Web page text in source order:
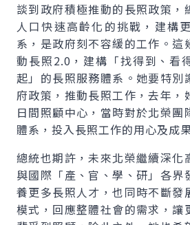
談到政府積極推動的長照政策，
人口快速高齡化的挑戰，建構
系，是政府刻不容緩的工作。這
動長照2.0，建構「找得到、看
起」的長照服務體系。她要特別
府政策，推動長照工作，去年，
日間照顧中心，當時對於北榮團
體系，投入長照工作的用心及成
總統也期許，未來北榮繼續深化
與國際「產、官、學、研」各界
養更多長照人才，也同時不斷發
模式，回應整體社會的需求，讓